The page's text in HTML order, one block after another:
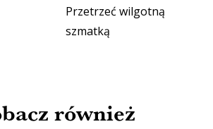
Przetrzeć wilgotną
szmatką
również